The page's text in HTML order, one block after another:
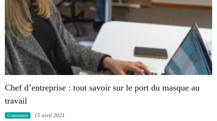
Chef d’entreprise : tout savoir sur le port du masque au
travail
Commerce 15 avril 2021